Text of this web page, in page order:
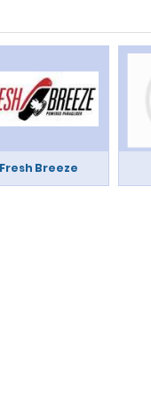
Fresh Breeze